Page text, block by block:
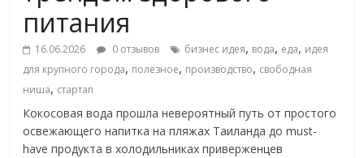
питания
16.06.2026 0 отзывов бизнес идея, вода, еда, идея
для крупного города, полезное, производство, свободная
ниша, стартап
Кокосовая вода прошла невероятный путь от простого
освежающего напитка на пляжах Таиланда до must-
have продукта в холодильниках приверженцев